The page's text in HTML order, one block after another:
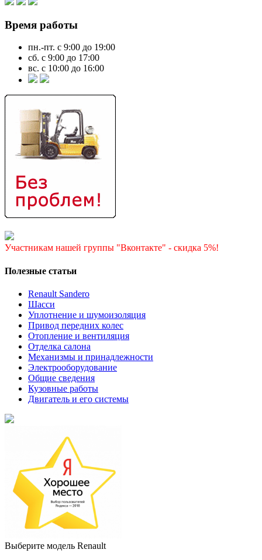
Время работы
пн.-пт. с 9:00 до 19:00
сб. с 9:00 до 17:00
вс. с 10:00 до 16:00
Участникам нашей группы "Вконтакте" - скидка 5%!
Полезные статьи
Renault Sandero
Шасси
Уплотнение и шумоизоляция
Привод передних колес
Отопление и вентиляция
Отделка салона
Механизмы и принадлежности
Электрооборудование
Общие сведения
Кузовные работы
Двигатель и его системы
Выберите модель Renault